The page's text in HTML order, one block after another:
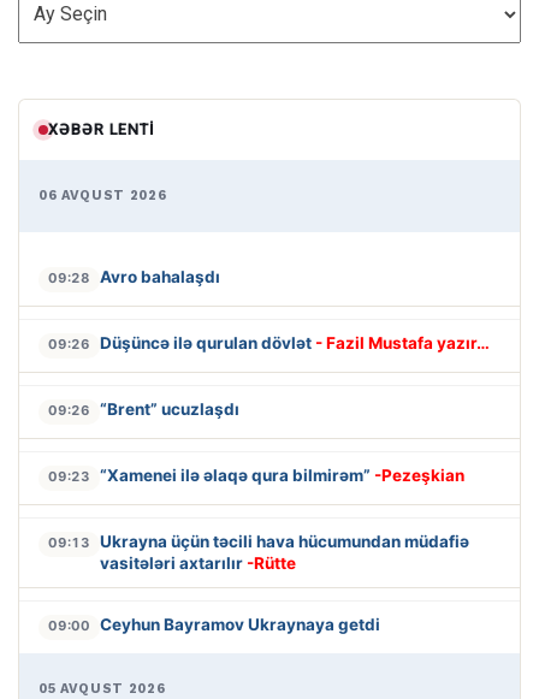
XƏBƏR LENTI
06 AVQUST 2026
09:28 Avro bahalaşdı
09:26 Düşüncə ilə qurulan dövlət - Fazil Mustafa yazır…
09:26 “Brent” ucuzlaşdı
09:23 “Xamenei ilə əlaqə qura bilmirəm” -Pezeşkian
09:13
Ukrayna üçün təcili hava hücumundan müdafiə
vasitələri axtarılır -Rütte
09:00 Ceyhun Bayramov Ukraynaya getdi
05 AVQUST 2026